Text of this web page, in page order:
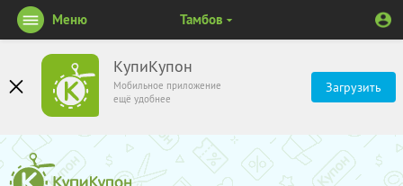
КупиКупон
Мобильное приложение
ещё удобнее
Загрузить
Меню Тамбов